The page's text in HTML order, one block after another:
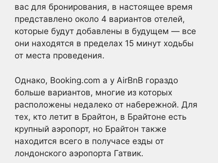
вас для бронирования, в настоящее время
представлено около 4 вариантов отелей,
которые будут добавлены в будущем — все
они находятся в пределах 15 минут ходьбы
от места проведения.
Однако, Booking.com а у AirBnB гораздо
больше вариантов, многие из которых
расположены недалеко от набережной. Для
тех, кто летит в Брайтон, в Брайтоне есть
крупный аэропорт, но Брайтон также
находится всего в получасе езды от
лондонского аэропорта Гатвик.